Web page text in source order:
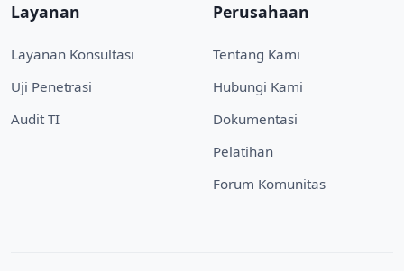
Layanan
Layanan Konsultasi
Uji Penetrasi
Audit TI
Perusahaan
Tentang Kami
Hubungi Kami
Dokumentasi
Pelatihan
Forum Komunitas